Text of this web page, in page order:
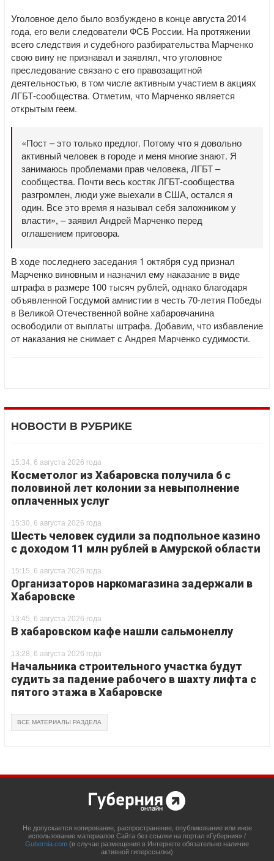
Уголовное дело было возбуждено в конце августа 2014
года, его вели следователи ФСБ России. На протяжении
всего следствия и судебного разбирательства Марченко
свою вину не признавал и заявлял, что уголовное
преследование связано с его правозащитной
деятельностью, в том числе активным участием в акциях
ЛГБТ-сообщества. Отметим, что Марченко является
открытым геем.
«Пост – это только предлог. Потому что я довольно
активный человек в городе и меня многие знают. Я
занимаюсь проблемами прав человека, ЛГБТ –
сообщества. Почти весь костяк ЛГБТ-сообщества
разгромлен, люди уже выехали в США, остался я
один. Все это время я называл себя заложником у
власти», – заявил Андрей Марченко перед
оглашением приговора.
В ходе последнего заседания 1 октября суд признал
Марченко виновным и назначил ему наказание в виде
штрафа в размере 100 тысяч рублей, однако благодаря
объявленной Госдумой амнистии в честь 70-летия Победы
в Великой Отечественной войне хабаровчанина
освободили от выплаты штрафа. Добавим, что избавление
от наказания не снимает с Андрея Марченко судимости.
НОВОСТИ В РУБРИКЕ
15:34, 6 августа 2026 года
Косметолог из Хабаровска получила 6 с
половиной лет колонии за невыполнение
оплаченных услуг
15:30, 6 августа 2026 года
Шесть человек судили за подпольное казино
с доходом 11 млн рублей в Амурской области
15:15, 6 августа 2026 года
Организаторов наркомагазина задержали в
Хабаровске
13:45, 6 августа 2026 года
В хабаровском кафе нашли сальмонеллу
13:28, 6 августа 2026 года
Начальника строительного участка будут
судить за падение рабочего в шахту лифта с
пятого этажа в Хабаровске
ВСЕ МАТЕРИАЛЫ РАЗДЕЛА
Не допускается копирование, распространение, опубликование или иное
использование материалов Сайта без ссылки на портал «Губерния» /
Gubernia.com (в случае размещения в Интернете обязательно наличие
активной гиперссылки)